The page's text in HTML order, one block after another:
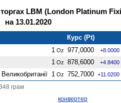
LBM (London Platinum
на 13.01.2020
Курс (Pt)
1 Oz 977,0000 +8.0000
1 Oz 878,6000 +4.8400
1 Oz 752,7000 +11.0200
грам
конвертер